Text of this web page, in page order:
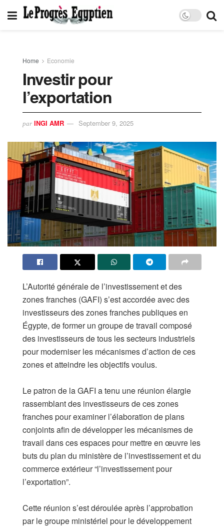
Home Economie
Investir pour
l’exportation
par INGI AMR September 9, 2025
L’Autorité générale de l’investissement et des
zones franches (GAFI) s’est accordée avec des
investisseurs des zones franches publiques en
Égypte, de former un groupe de travail composé
des investisseurs de tous les secteurs industriels
pour moderniser les mécanismes d’action de ces
zones et atteindre les objectifs voulus.
Le patron de la GAFI a tenu une réunion élargie
rassemblant des investisseurs de ces zones
franches pour examiner l’élaboration de plans
conjoints afin de développer les mécanismes de
travail dans ces espaces pour mettre en œuvre les
buts du plan du ministère de l’investissement et du
commerce extérieur “l’investissement pour
l’exportation”.
Cette réunion s’est déroulée après l’approbation
par le groupe ministériel pour le développement